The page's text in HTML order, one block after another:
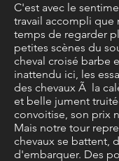
C'est avec le
travail accompli que
temps de regarder
petites scènes du
cheval croisé barbe
inattendu ici, les
des chevaux Ã la
et belle jument
convoitise, son prix
Mais notre tour
chevaux se battent,
d'embarquer. Des